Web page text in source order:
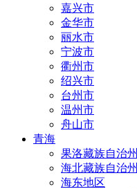
嘉兴市
金华市
丽水市
宁波市
衢州市
绍兴市
台州市
温州市
舟山市
青海
果洛藏族自治州
海北藏族自治州
海东地区